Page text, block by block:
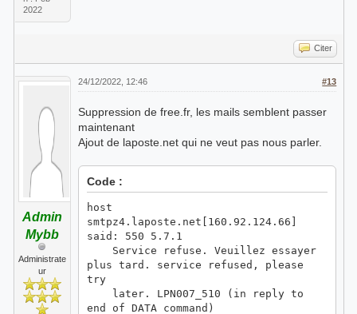
2022
Citer
Admin
Mybb
Administrate
ur
#13
24/12/2022, 12:46
Suppression de free.fr, les mails semblent passer
maintenant
Ajout de laposte.net qui ne veut pas nous parler.
Code :
host
smtpz4.laposte.net[160.92.124.66]
said: 550 5.7.1
Service refuse. Veuillez essayer
plus tard. service refused, please
try
later. LPN007_510 (in reply to
end of DATA command)